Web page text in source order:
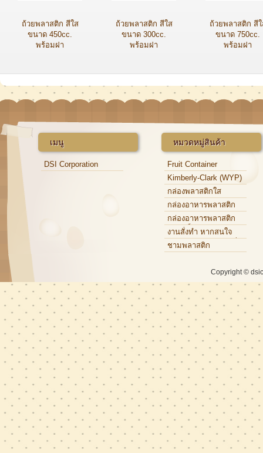
ถ้วยพลาสติก สีใส
ขนาด 450cc.
พร้อมฝา
ถ้วยพลาสติก สีใส
ขนาด 300cc.
พร้อมฝา
ถ้วยพลาสติก สี
ขนาด 750cc.
พร้อมฝา
เมนู
DSI Corporation
หมวดหมู่สินค้า
Fruit Container
Kimberly-Clark (WYP)
กล่องพลาสติกใส
กล่องอาหารพลาสติก
กล่องอาหารพลาสติก
แบบแข็ง
งานสั่งทำ หากสนใจ
กรุณาติดต่อเจ้าหน้าที่
ชามพลาสติก
Copyright ©